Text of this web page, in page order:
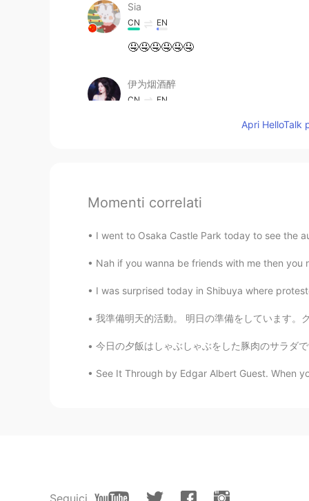
Sia
CN EN
🤤🤤🤤🤤🤤🤤
伊为烟酒醉
CN EN
Apri HelloTalk
Momenti correlati
I went to Osaka Castle Park today to see the
Nah if you wanna be friends with me then
I was surprised today in Shibuya where
我準備明天的活動。 明日の準備をしています。クラスと一
今日の夕飯はしゃぶしゃぶをした豚肉のサラダです。 明日は祝日なので、少しビールもい
See It Through by Edgar Albert Guest. When
Seguici